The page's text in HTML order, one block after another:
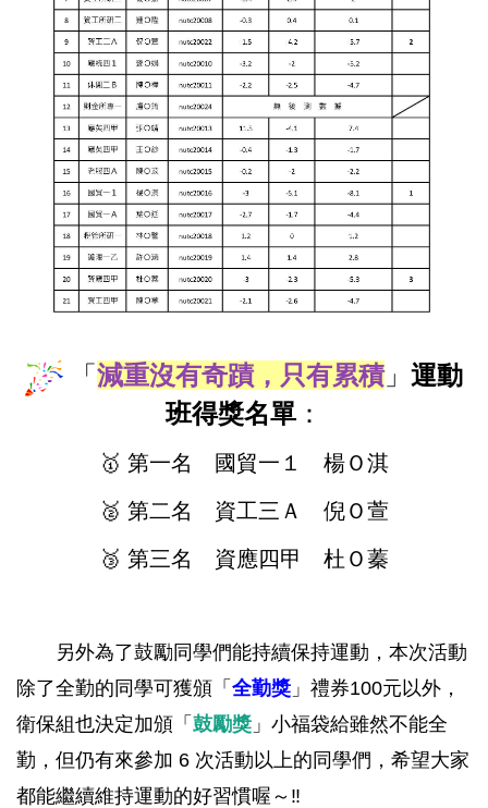
「減重沒有奇蹟，只有累積」 運動
班得獎名單 ：
🥇 第一名 國貿一１ 楊Ｏ淇
🥈 第二名 資工三Ａ 倪Ｏ萱
🥉 第三名 資應四甲 杜Ｏ蓁
另外為了鼓勵同學們能持續保持運動，本次活動
除了全勤的同學可獲頒「 全勤獎 」禮券100元以外，
衛保組也決定加頒「 鼓勵獎 」小福袋給雖然不能全
勤，但仍有來參加 6 次活動以上的同學們，希望大家
都能繼續維持運動的好習慣喔～‼️